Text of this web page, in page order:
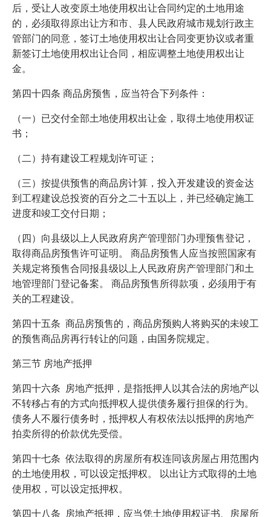
后，受让人改变原土地使用权出让合同约定的土地用途
的，必须取得原出让方和市、县人民政府城市规划行政主
管部门的同意，签订土地使用权出让合同变更协议或者重
新签订土地使用权出让合同，相应调整土地使用权出让
金。
第四十四条 商品房预售，应当符合下列条件：
（一）已交付全部土地使用权出让金，取得土地使用权证
书；
（二）持有建设工程规划许可证；
（三）按提供预售的商品房计算，投入开发建设的资金达
到工程建设总投资的百分之二十五以上，并已经确定施工
进度和竣工交付日期；
（四）向县级以上人民政府房产管理部门办理预售登记，
取得商品房预售许可证明。 商品房预售人应当按照国家有
关规定将预售合同报县级以上人民政府房产管理部门和土
地管理部门登记备案。 商品房预售所得款项，必须用于有
关的工程建设。
第四十五条 商品房预售的，商品房预购人将购买的未竣工
的预售商品房再行转让的问题，由国务院规定。
第三节 房地产抵押
第四十六条 房地产抵押，是指抵押人以其合法的房地产以
不转移占有的方式向抵押权人提供债务履行担保的行为。
债务人不履行债务时，抵押权人有权依法以抵押的房地产
拍卖所得的价款优先受偿。
第四十七条 依法取得的房屋所有权连同该房屋占用范围内
的土地使用权，可以设定抵押权。 以出让方式取得的土地
使用权，可以设定抵押权。
第四十八条 房地产抵押，应当凭土地使用权证书、房屋所